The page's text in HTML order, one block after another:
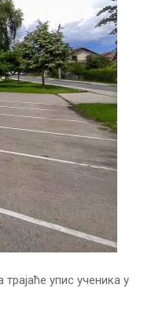
упис ученика у